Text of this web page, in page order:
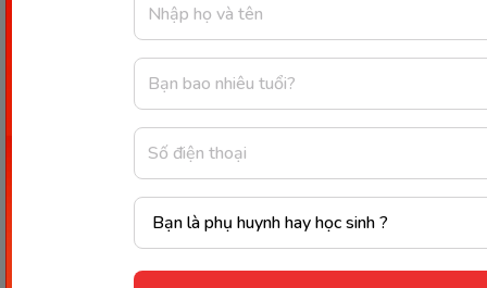
Bảng ghép chữ, số
Bảng chữ cái là đồ chơi thông minh cho bé 3-4 tuổi
được làm từ gỗ tự nhiên, màu sắc bắt mắt tạo hứng
thú cho trẻ. Phần in chữ và số rõ nét trên bảng
chữ cái đa năng tiện dụng giúp bé hoạt động linh
hoạt tay chân, giúp bé vận động đôi tay và học hỏi
thêm nhiều kiến thức bổ ích về ngôn ngữ, toán